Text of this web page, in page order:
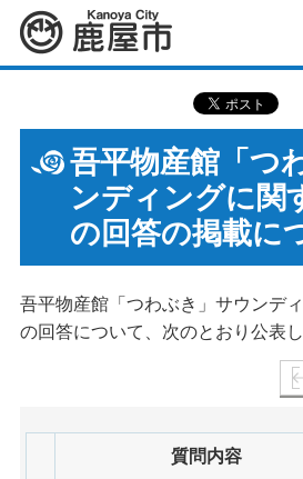
鹿屋市
吾平物産館「つ
ンディングに関
の回答の掲載に
吾平物産館「つわぶき」サウンデ
の回答について、次のとおり公表し
質問内容